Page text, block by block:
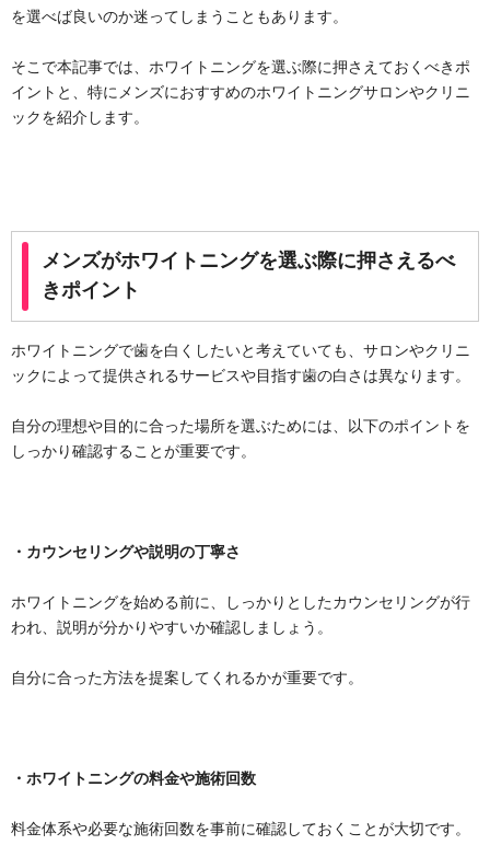
を選べば良いのか迷ってしまうこともあります。
そこで本記事では、ホワイトニングを選ぶ際に押さえておくべきポ
イントと、特にメンズにおすすめのホワイトニングサロンやクリニ
ックを紹介します。
メンズがホワイトニングを選ぶ際に押さえるべ
きポイント
ホワイトニングで歯を白くしたいと考えていても、サロンやクリニ
ックによって提供されるサービスや目指す歯の白さは異なります。
自分の理想や目的に合った場所を選ぶためには、以下のポイントを
しっかり確認することが重要です。
・カウンセリングや説明の丁寧さ
ホワイトニングを始める前に、しっかりとしたカウンセリングが行
われ、説明が分かりやすいか確認しましょう。
自分に合った方法を提案してくれるかが重要です。
・ホワイトニングの料金や施術回数
料金体系や必要な施術回数を事前に確認しておくことが大切です。